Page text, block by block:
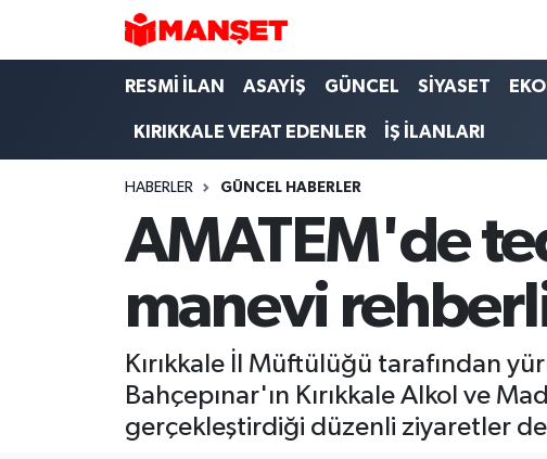
RESMİ İLAN ASAYİŞ GÜNCEL SİYASET
KIRIKKALE VEFAT EDENLER İŞ İLANLARI
HABERLER GÜNCEL HABERLER
AMATEM'de
manevi
Kırıkkale İl Müftülüğü tarafından
Bahçepınar'ın Kırıkkale Alkol ve
gerçekleştirdiği düzenli ziyaretler
Hava Durumu
Trafik Durumu
Süper Lig Puan Durumu ve Fikstür
Tüm Manşetler
Son Dakika Haberleri
Haber Arşivi